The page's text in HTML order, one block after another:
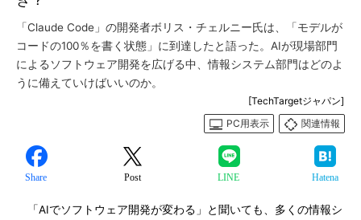
「Claude Code」の開発者ボリス・チェルニー氏は、「モデルが
コードの100％を書く状態」に到達したと語った。AIが現場部門
によるソフトウェア開発を広げる中、情報システム部門はどのよ
うに備えていけばいいのか。
[TechTargetジャパン]
PC用表示
関連情報
Share Post LINE Hatena
「AIでソフトウェア開発が変わる」と聞いても、多くの情報シ